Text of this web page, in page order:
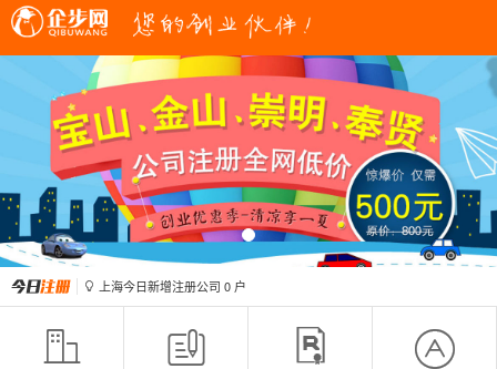
 上海今日新增变更公司0
 上海今日新增注册公司 0 户
上海今日新增变更公司0户
   